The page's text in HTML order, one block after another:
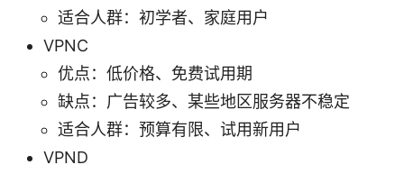
适合人群：初学者、家庭用户
VPNC
优点：低价格、免费试用期
缺点：广告较多、某些地区服务器不稳定
适合人群：预算有限、试用新用户
VPND